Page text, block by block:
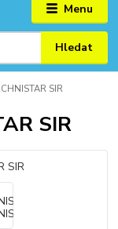
Menu
Hledat
SIR
SIR